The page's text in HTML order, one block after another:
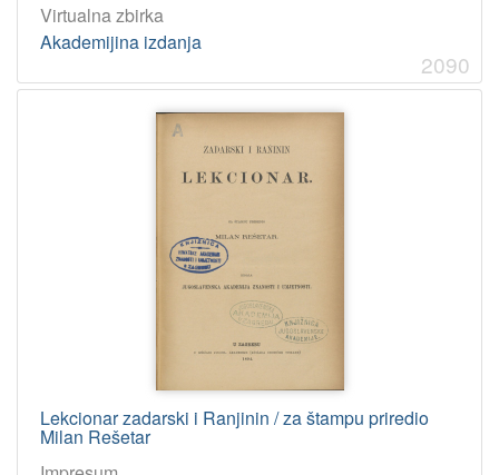
Virtualna zbirka
Akademijina izdanja
2090
Lekcionar zadarski i Ranjinin / za štampu priredio
Milan Rešetar